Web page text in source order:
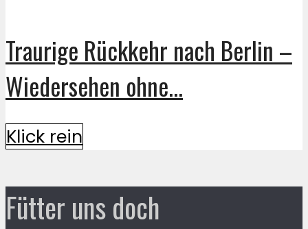
Traurige Rückkehr nach Berlin –
Wiedersehen ohne...
Klick rein
Fütter uns doch